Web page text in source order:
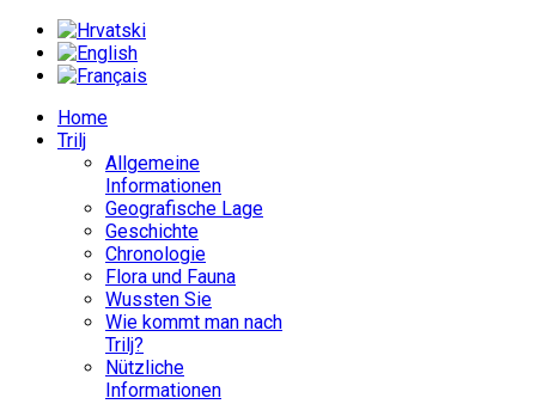
Home
Trilj
Allgemeine
Informationen
Geografische Lage
Geschichte
Chronologie
Flora und Fauna
Wussten Sie
Wie kommt man nach
Trilj?
Nützliche
Informationen